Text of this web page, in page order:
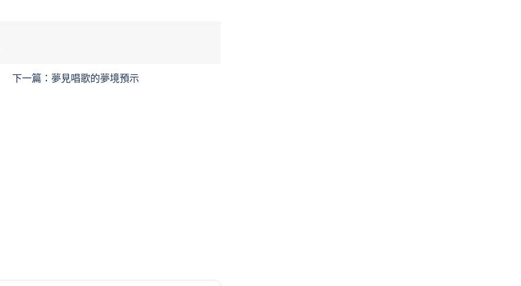
下一篇： 夢見唱歌的夢境預示